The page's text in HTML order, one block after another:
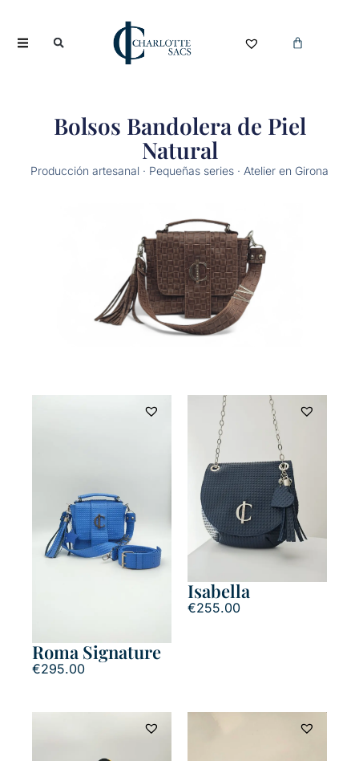
Bolsos Bandolera de Piel
Natural
Producción artesanal · Pequeñas series · Atelier en Girona
Roma Signature
€295.00
Isabella
€255.00